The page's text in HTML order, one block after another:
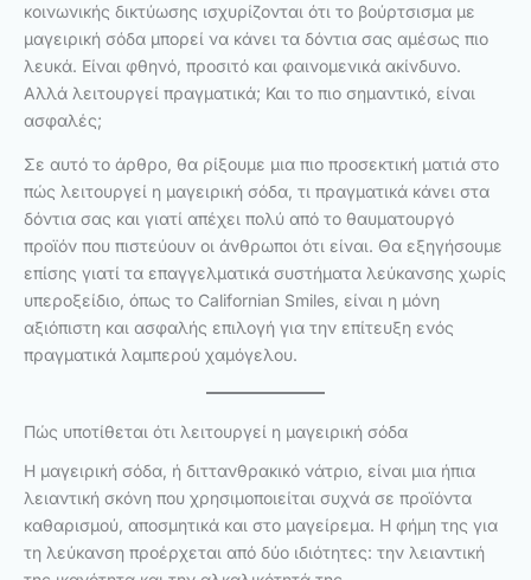
κοινωνικής δικτύωσης ισχυρίζονται ότι το βούρτσισμα με
μαγειρική σόδα μπορεί να κάνει τα δόντια σας αμέσως πιο
λευκά. Είναι φθηνό, προσιτό και φαινομενικά ακίνδυνο.
Αλλά λειτουργεί πραγματικά; Και το πιο σημαντικό, είναι
ασφαλές;
Σε αυτό το άρθρο, θα ρίξουμε μια πιο προσεκτική ματιά στο
πώς λειτουργεί η μαγειρική σόδα, τι πραγματικά κάνει στα
δόντια σας και γιατί απέχει πολύ από το θαυματουργό
προϊόν που πιστεύουν οι άνθρωποι ότι είναι. Θα εξηγήσουμε
επίσης γιατί τα επαγγελματικά συστήματα λεύκανσης χωρίς
υπεροξείδιο, όπως το Californian Smiles, είναι η μόνη
αξιόπιστη και ασφαλής επιλογή για την επίτευξη ενός
πραγματικά λαμπερού χαμόγελου.
Πώς υποτίθεται ότι λειτουργεί η μαγειρική σόδα
Η μαγειρική σόδα, ή διττανθρακικό νάτριο, είναι μια ήπια
λειαντική σκόνη που χρησιμοποιείται συχνά σε προϊόντα
καθαρισμού, αποσμητικά και στο μαγείρεμα. Η φήμη της για
τη λεύκανση προέρχεται από δύο ιδιότητες: την λειαντική